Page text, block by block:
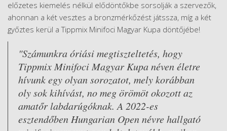
előzetes kiemelés nélkül elődöntőkbe sorsolják a szervezők,
ahonnan a két vesztes a bronzmérkőzést játssza, míg a két
győztes kerül a Tippmix Minifoci Magyar Kupa döntőjébe!
"Számunkra óriási megtiszteltetés, hogy
Tippmix Minifoci Magyar Kupa néven életre
hívunk egy olyan sorozatot, mely korábban
oly sok kihívást, no meg örömöt okozott az
amatőr labdarúgóknak. A 2022-es
esztendőben Hungarian Open névre hallgató